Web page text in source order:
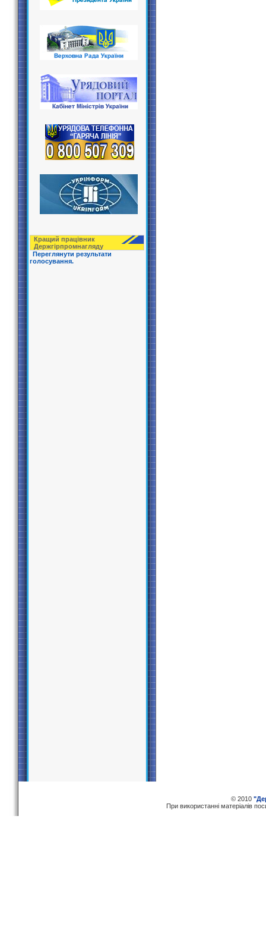
Кращий працівник
Держгірпрoмнагляду
Переглянути результати
голосування.
© 2010
При використаннi матерiалiв